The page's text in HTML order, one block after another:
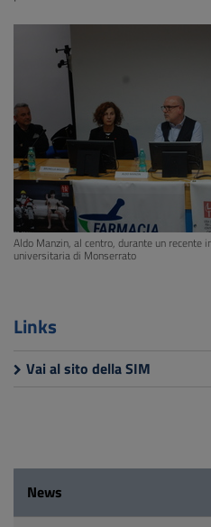
Aldo Manzin, al centro, durante un recente
universitaria di Monserrato
Links
Vai al sito della SIM
News